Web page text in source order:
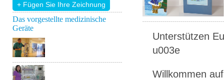
+ Fügen Sie Ihre Zeichnung
Das vorgestellte medizinische
Geräte
Unterstützen
u003e
Willkommen